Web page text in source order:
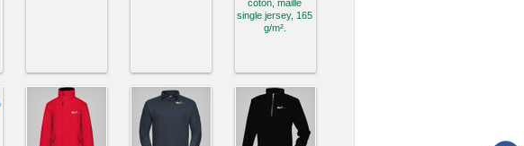
coton, maille
single jersey, 165
g/m².